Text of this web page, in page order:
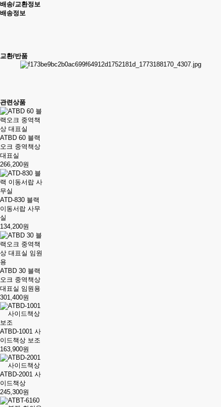
배송/교환정보
배송정보
교환/반품
관련상품
ATBD 60 블랙
오크 중역책상
대표실
266,200원
ATD-830 블랙
이동서랍 사무
실
134,200원
ATBD 30 블랙
오크 중역책상
대표실 임원용
301,400원
ATBD-1001 사
이드책상 보조
163,900원
ATBD-2001 사
이드책상
245,300원